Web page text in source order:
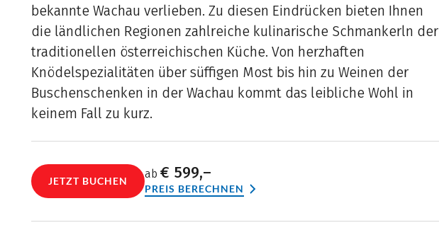
bekannte Wachau verlieben. Zu diesen Eindrücken bieten Ihnen
die ländlichen Regionen zahlreiche kulinarische Schmankerln der
traditionellen österreichischen Küche. Von herzhaften
Knödelspezialitäten über süffigen Most bis hin zu Weinen der
Buschenschenken in der Wachau kommt das leibliche Wohl in
keinem Fall zu kurz.
JETZT BUCHEN
ab € 599,–
PREIS BERECHNEN